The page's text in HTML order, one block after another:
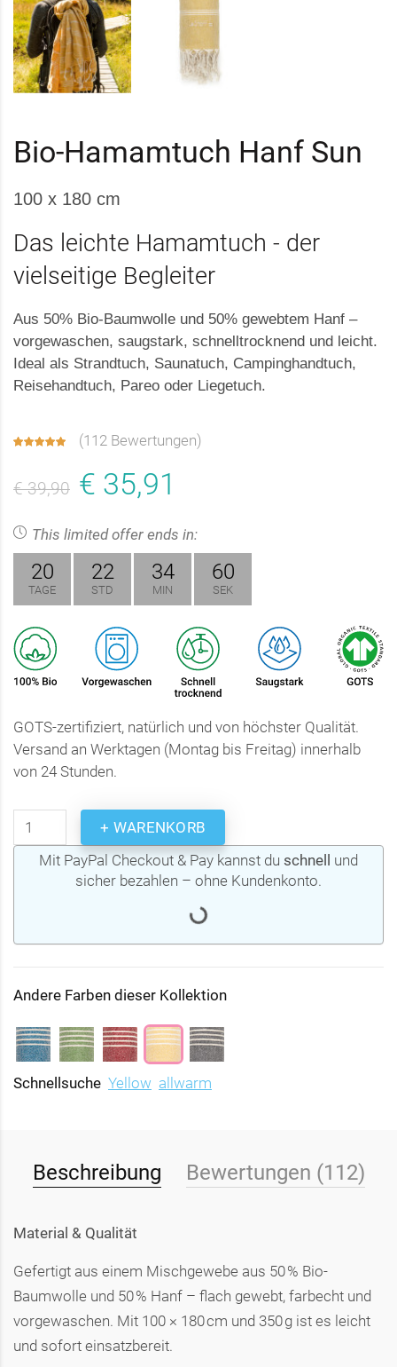
Bio-Hamamtuch Hanf Sun
100 x 180 cm
Das leichte Hamamtuch - der
vielseitige Begleiter
Aus 50% Bio-Baumwolle und 50% gewebtem Hanf –
vorgewaschen, saugstark, schnelltrocknend und leicht.
Ideal als Strandtuch, Saunatuch, Campinghandtuch,
Reisehandtuch, Pareo oder Liegetuch.
(112 Bewertungen)
€ 39,90 € 35,91
This limited offer ends in:
20
TAGE
22
STD
34
MIN
59
SEK
GOTS-zertifiziert, natürlich und von höchster Qualität.
Versand an Werktagen (Montag bis Freitag) innerhalb
von 24 Stunden.
+ WARENKORB
Mit PayPal Checkout & Pay kannst du schnell
und
sicher bezahlen – ohne Kundenkonto.
Andere Farben dieser Kollektion
Schnellsuche Yellow allwarm
Beschreibung Bewertungen (112)
Material & Qualität
Gefertigt aus einem Mischgewebe aus 50 % Bio-
Baumwolle und 50 % Hanf – flach gewebt, farbecht und
vorgewaschen. Mit 100 × 180 cm und 350 g ist es leicht
und sofort einsatzbereit.